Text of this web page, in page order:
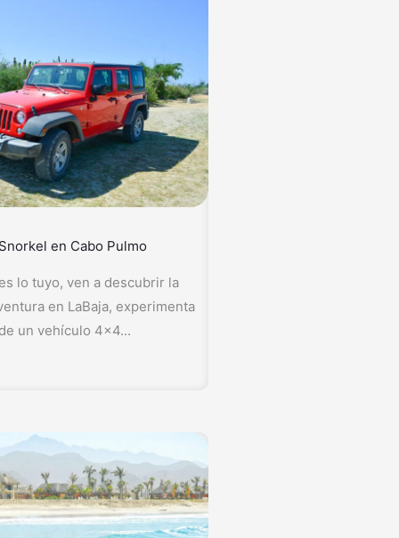
en Cabo Pulmo
lo tuyo, ven a descubrir la
en LaBaja, experimenta
un vehículo 4x4...